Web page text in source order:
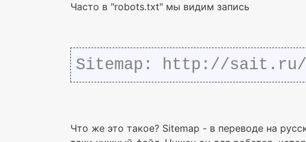
Часто в "robots.txt" мы видим запись
Sitemap: http://sait.ru/
Что же это такое? Sitemap - в переводе на